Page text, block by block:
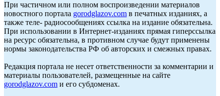
При частичном или полном воспроизведении материалов
новостного портала gorodglazov.com в печатных изданиях, а
также теле- радиосообщениях ссылка на издание обязательна.
При использовании в Интернет-изданиях прямая гиперссылка
на ресурс обязательна, в противном случае будут применены
нормы законодательства РФ об авторских и смежных правах.
Редакция портала не несет ответственности за комментарии и
материалы пользователей, размещенные на сайте
gorodglazov.com и его субдоменах.